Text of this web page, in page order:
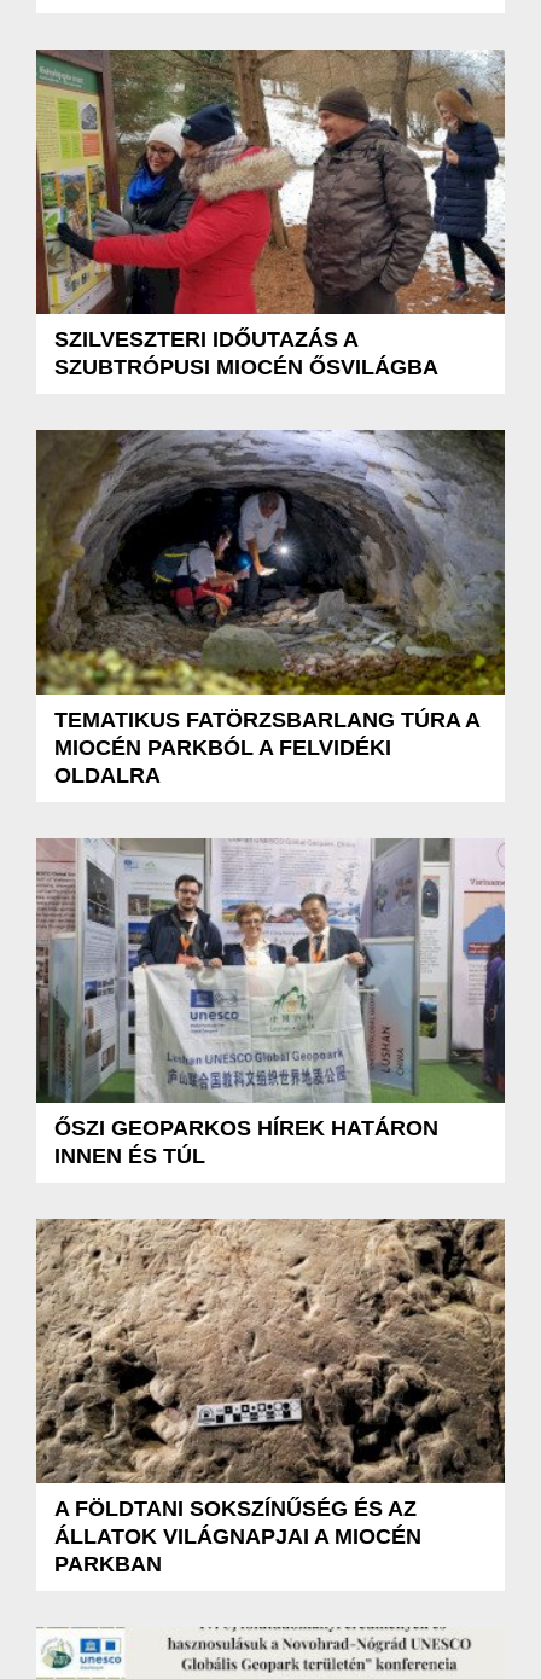
SZILVESZTERI IDŐUTAZÁS A
SZUBTRÓPUSI MIOCÉN ŐSVILÁGBA
TEMATIKUS FATÖRZSBARLANG TÚRA A
MIOCÉN PARKBÓL A FELVIDÉKI
OLDALRA
ŐSZI GEOPARKOS HÍREK HATÁRON
INNEN ÉS TÚL
A FÖLDTANI SOKSZÍNŰSÉG ÉS AZ
ÁLLATOK VILÁGNAPJAI A MIOCÉN
PARKBAN